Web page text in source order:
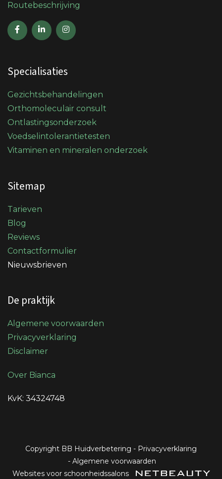
Routebeschrijving
Specialisaties
Gezichtsbehandelingen
Orthomoleculair consult
Ontlastingsonderzoek
Voedselintolerantietesten
Vitaminen en mineralen onderzoek
Sitemap
Tarieven
Blog
Reviews
Contactformulier
Nieuwsbrieven
De praktijk
Algemene voorwaarden
Privacyverklaring
Disclaimer
Over Bianca
KvK: 34324748
Copyright BB Huidverbetering - Privacyverklaring
- Algemene voorwaarden
Websites voor schoonheidssalons